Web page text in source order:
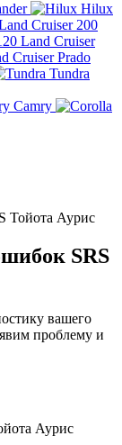
Hilux
Land Cruiser
Cruiser Prado
Tundra
Camry
Тойота Аурис
SRS
вашего
проблему и